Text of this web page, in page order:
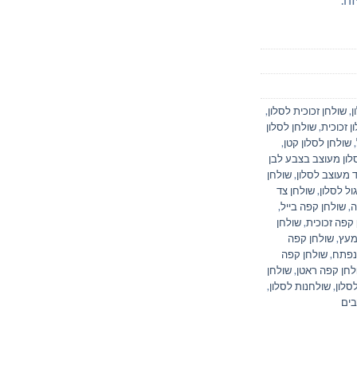
,שולחן זכוכית לסלון,
זכוכית,שולחן לסלון
,שולחן לסלון קטן,
מעוצב בצבע לבן
מעוצב לסלון,שולחן
לסלון,שולחן צד
,שולחן קפה בייל,
קפה זכוכית,שולחן
,שולחן קפה
,שולחן קפה
קפה ראטן,שולחן
,שולחנות לסלון,